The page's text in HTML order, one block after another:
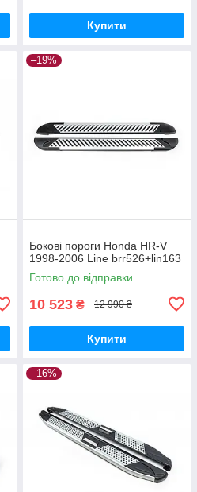
Купити
–19%
Бокові пороги Honda HR-V
1998-2006 Line brr526+lin163
Готово до відправки
10 523 ₴ 12 990 ₴
Купити
–16%